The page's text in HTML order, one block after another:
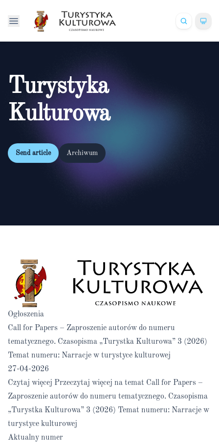
Turystyka
Kulturowa
Send article Archiwum
Ogłoszenia
Call for Papers – Zaproszenie autorów do numeru
tematycznego. Czasopisma „Turystka Kulturowa” 3 (2026)
Temat numeru: Narracje w turystyce kulturowej
27-04-2026
Czytaj więcej Przeczytaj więcej na temat Call for Papers –
Zaproszenie autorów do numeru tematycznego. Czasopisma
„Turystka Kulturowa” 3 (2026) Temat numeru: Narracje w
turystyce kulturowej
Aktualny numer